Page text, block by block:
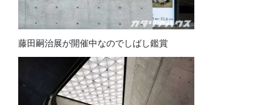
藤田嗣治展が開催中なのでしばし鑑賞